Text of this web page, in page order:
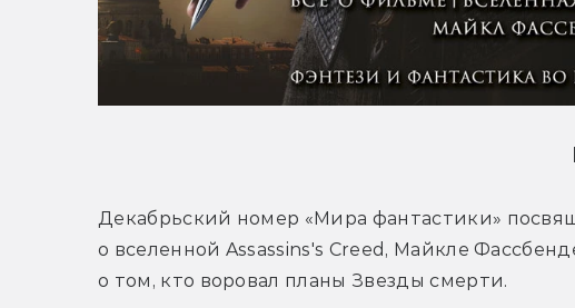
Декабрьский номер «Мира фантастики»
о вселенной Assassins's Creed, Майкле
о том, кто воровал планы Звезды смерти.